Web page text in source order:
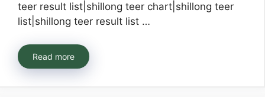
teer result list|shillong teer chart|shillong teer
list|shillong teer result list …
Read more